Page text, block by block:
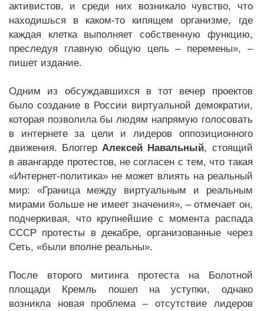
активистов, и среди них возникало чувство, что
находишься в каком-то кипящем организме, где
каждая клетка выполняет собственную функцию,
преследуя главную общую цель – перемены», –
пишет издание.
Одним из обсуждавшихся в тот вечер проектов
было создание в России виртуальной демократии,
которая позволила бы людям напрямую голосовать
в интернете за цели и лидеров оппозиционного
движения. БлоггерАлексей Навальный, стоящий
в авангарде протестов, не согласен с тем, что такая
«Интернет-политика» не может влиять на реальный
мир: «Граница между виртуальным и реальным
мирами больше не имеет значения», – отмечает он,
подчеркивая, что крупнейшие с момента распада
СССР протесты в декабре, организованные через
Сеть, «были вполне реальны».
После второго митинга протеста на Болотной
площади Кремль пошел на уступки, однако
возникла новая проблема – отсутствие лидеров